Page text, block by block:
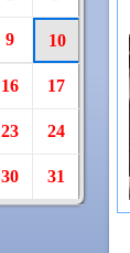
9 10
16 17
23 24
30 31